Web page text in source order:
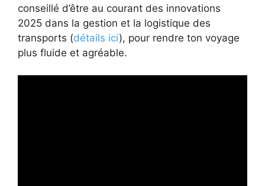
conseillé d’être au courant des innovations
2025 dans la gestion et la logistique des
transports (détails ici), pour rendre ton voyage
plus fluide et agréable.